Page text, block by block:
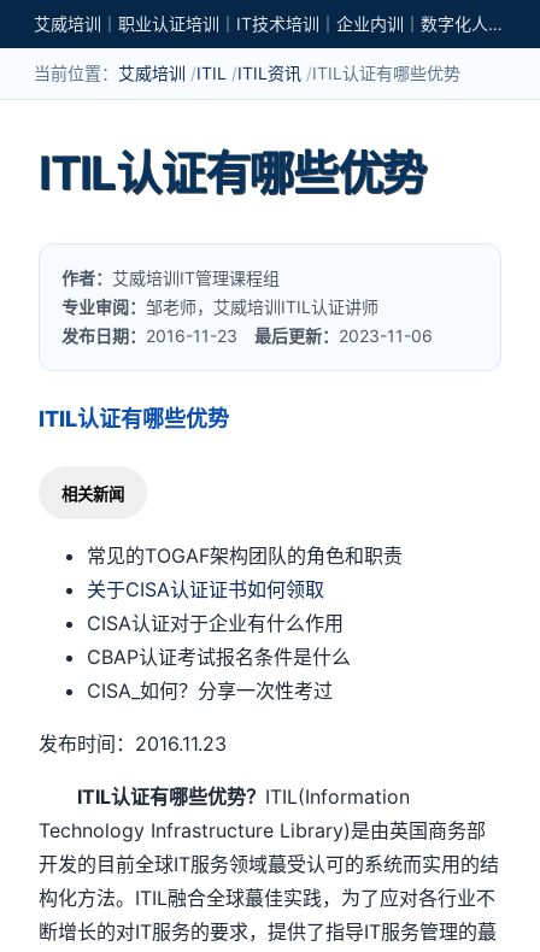
艾威培训｜职业认证培训｜IT技术培训｜企业内训｜数字化人才培养
当前位置： 艾威培训 ITIL ITIL资讯 ITIL认证有哪些优势
ITIL认证有哪些优势
作者： 艾威培训IT管理课程组
专业审阅：邹老师，艾威培训ITIL认证讲师
发布日期： 2016-11-23最后更新： 2023-11-06
ITIL认证有哪些优势
相关新闻
常见的TOGAF架构团队的角色和职责
关于CISA认证证书如何领取
CISA认证对于企业有什么作用
CBAP认证考试报名条件是什么
CISA_如何？分享一次性考过
发布时间：2016.11.23
ITIL认证有哪些优势？ ITIL(Information
Technology Infrastructure Library)是由英国商务部
开发的目前全球IT服务领域蕞受认可的系统而实用的结
构化方法。ITIL融合全球蕞佳实践，为了应对各行业不
断增长的对IT服务的要求，提供了指导IT服务管理的蕞